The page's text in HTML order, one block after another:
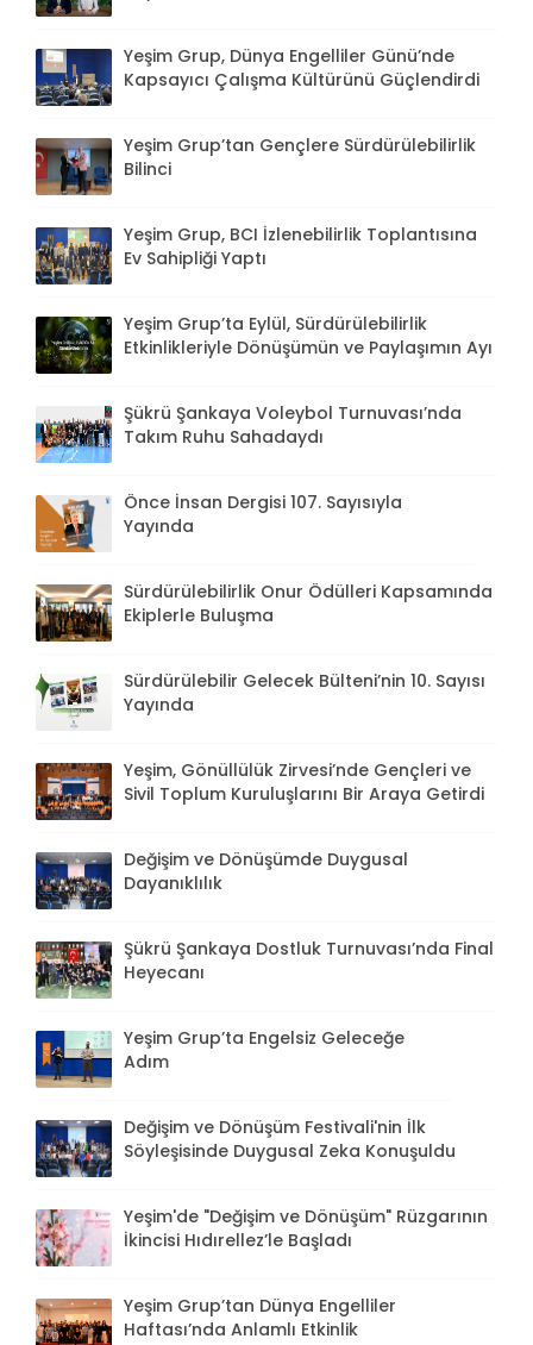
Yeşim Grup, Dünya Engelliler Günü’nde
Kapsayıcı Çalışma Kültürünü Güçlendirdi
Yeşim Grup’tan Gençlere Sürdürülebilirlik
Bilinci
Yeşim Grup, BCI İzlenebilirlik Toplantısına
Ev Sahipliği Yaptı
Yeşim Grup’ta Eylül, Sürdürülebilirlik
Etkinlikleriyle Dönüşümün ve Paylaşımın Ayı
Şükrü Şankaya Voleybol Turnuvası’nda
Takım Ruhu Sahadaydı
Önce İnsan Dergisi 107. Sayısıyla
Yayında
Sürdürülebilirlik Onur Ödülleri Kapsamında
Ekiplerle Buluşma
Sürdürülebilir Gelecek Bülteni’nin 10. Sayısı
Yayında
Yeşim, Gönüllülük Zirvesi’nde Gençleri ve
Sivil Toplum Kuruluşlarını Bir Araya Getirdi
Değişim ve Dönüşümde Duygusal
Dayanıklılık
Şükrü Şankaya Dostluk Turnuvası’nda Final
Heyecanı
Yeşim Grup’ta Engelsiz Geleceğe
Adım
Değişim ve Dönüşüm Festivali'nin İlk
Söyleşisinde Duygusal Zeka Konuşuldu
Yeşim'de "Değişim ve Dönüşüm" Rüzgarının
İkincisi Hıdırellez’le Başladı
Yeşim Grup’tan Dünya Engelliler
Haftası’nda Anlamlı Etkinlik